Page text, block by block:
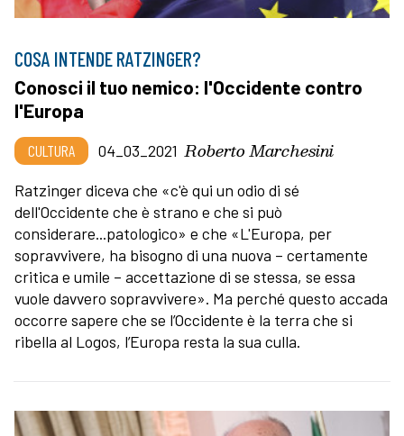
COSA INTENDE RATZINGER?
Conosci il tuo nemico: l'Occidente contro
l'Europa
CULTURA 04_03_2021 Roberto Marchesini
Ratzinger diceva che «c'è qui un odio di sé
dell'Occidente che è strano e che si può
considerare...patologico» e che «L'Europa, per
sopravvivere, ha bisogno di una nuova – certamente
critica e umile – accettazione di se stessa, se essa
vuole davvero sopravvivere». Ma perché questo accada
occorre sapere che se l’Occidente è la terra che si
ribella al Logos, l’Europa resta la sua culla.